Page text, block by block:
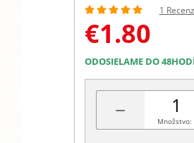
1
€1.80
ODOSIELAME DO
− Množstvo: